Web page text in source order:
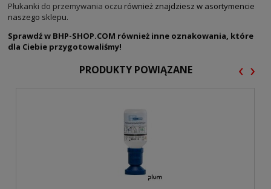
Płukanki do przemywania oczu również znajdziesz w asortymencie
naszego sklepu.
Sprawdź w BHP-SHOP.COM również inne oznakowania, które
dla Ciebie przygotowaliśmy!
PRODUKTY POWIĄZANE ‹ ›